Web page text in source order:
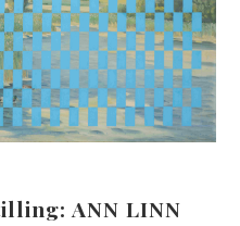
ANN LINN